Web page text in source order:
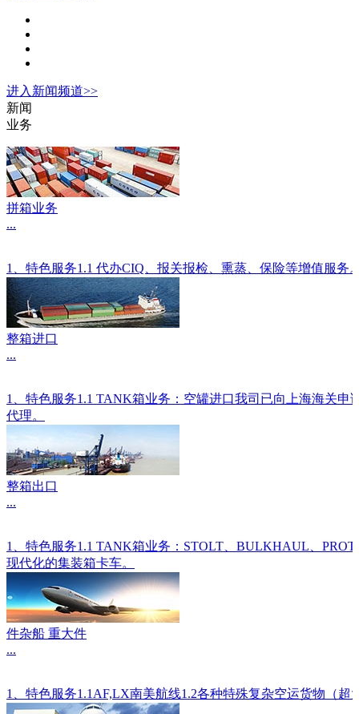
进入 新闻频道>>
新闻
业务
拼箱业务
...
1、特色服务1.1 代办CIQ、报关报检、熏蒸、保险等增值服
整箱进口
...
1、特色服务1.1 TANK箱业务：空罐进口我司已向上海海关
代理。
整箱出口
...
1、特色服务1.1 TANK箱业务：STOLT、BULKHAUL、
现代化的集装箱卡车。
件杂船 重大件
...
1、特色服务1.1AF,LX南美航线1.2各种特殊复杂空运货物（